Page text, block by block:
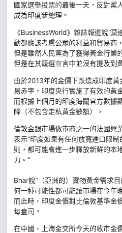
國家選舉投票的最後一天，反對黨
成為印度新總理。
《BusinessWorld》雜誌報道說“
動都應該考慮公眾的利益和貿易商
但是雖然人民黨為了獲得黃金行業
但是在其競選宣言中並沒有提及到
由於2013年的金價下跌造成印度
易赤字，印度央行實施了有效的黃
而根據上個月的印度海關官方數據
降（不包含走私黃金數額）。
倫敦金銀市場做市商之一的法國興
表示“印度如果有任何放寬進口限
則，都可能會進一步釋放新鮮的本
力。”
Bhar說“（亞洲的）實物黃金需求
何一種可能性都可能讓市場在今年
而此時，印度金價對比倫敦基準金
每盎司。
在中國，上海金交所今天的收市金